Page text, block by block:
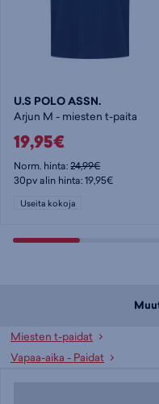
U.S POLO ASSN.
Arjun M - miesten t-paita
19,95€
Norm. hinta:24,99€
30pv alin hinta: 19,95€
Useita kokoja
Miesten t-paidat
Vapaa-aika - Paidat